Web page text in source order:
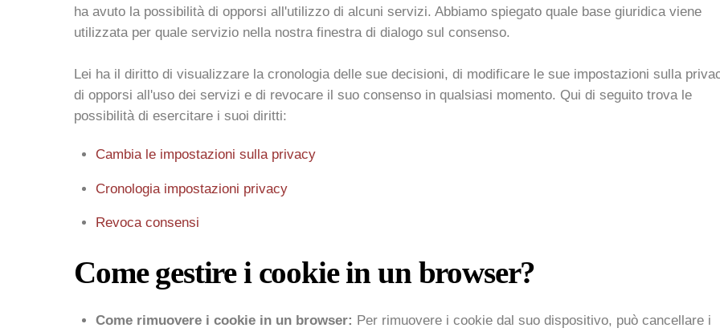
ha avuto la possibilità di opporsi all'utilizzo di alcuni servizi. Abbiamo spiegato quale base giuridica viene
utilizzata per quale servizio nella nostra finestra di dialogo sul consenso.
Lei ha il diritto di visualizzare la cronologia delle sue decisioni, di modificare le sue impostazioni sulla
di opporsi all'uso dei servizi e di revocare il suo consenso in qualsiasi momento. Qui di seguito trova le
possibilità di esercitare i suoi diritti:
Cambia le impostazioni sulla privacy
Cronologia impostazioni privacy
Revoca consensi
Come gestire i cookie in un browser?
Come rimuovere i cookie in un browser: Per rimuovere i cookie dal suo dispositivo, può cancellare i